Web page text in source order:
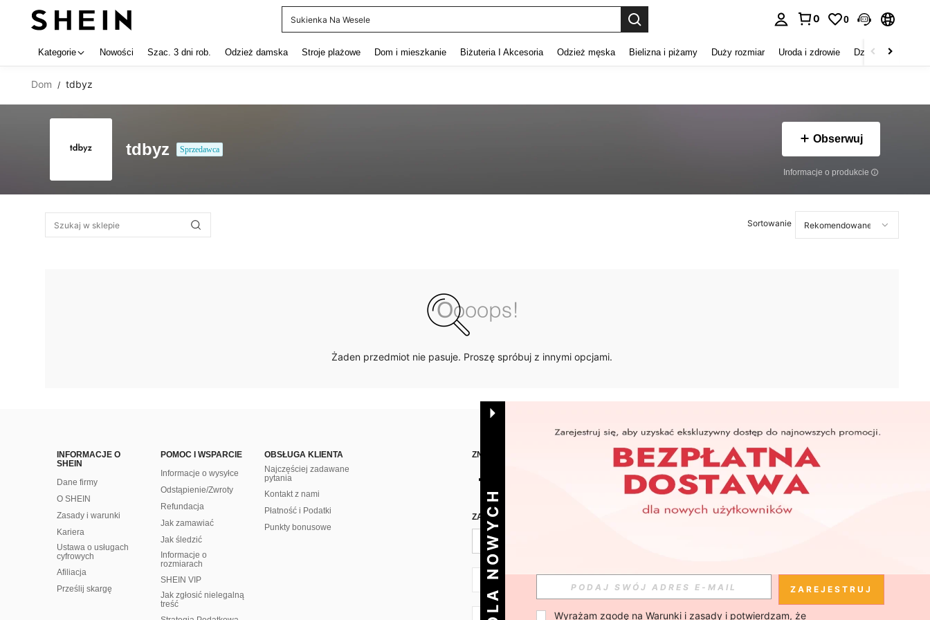
Sukienka Na Wesele
0 0
Kategorie Nowości Szac. 3 dni rob. Odzież damska Stroje plażowe Dom i mieszkanie Biżuteria I Akcesoria Odzież męska Bielizna i piżamy Duży rozmiar Uroda i zdrowie Dzieci
Dom / tdbyz
tdbyz Sprzedawca
Obserwuj
Informacje o produkcie
Sortowanie
Żaden przedmiot nie pasuje. Proszę spróbuj z innymi opcjami.
INFORMACJE O
SHEIN
Dane firmy
O SHEIN
Zasady i warunki
Kariera
Ustawa o usługach
cyfrowych
Afiliacja
Prześlij skargę
POMOC I WSPARCIE
Informacje o wysyłce
Odstąpienie/Zwroty
Refundacja
Jak zamawiać
Jak śledzić
Informacje o
rozmiarach
SHEIN VIP
Jak zgłosić nielegalną
treść
OBSŁUGA KLIENTA
Najczęściej zadawane
pytania
Kontakt z nami
Płatność i Podatki
Punkty bonusowe
ZNAJDŹ NAS NA APLIKACJA
ZAPISZ SIĘ PO CODZIENNĄ DAWKĘ SHEIN
PL + 48
DLA NOWYCH ZAREJESTRUJ
Wyrażam zgodę na Warunki i zasady i potwierdzam, że